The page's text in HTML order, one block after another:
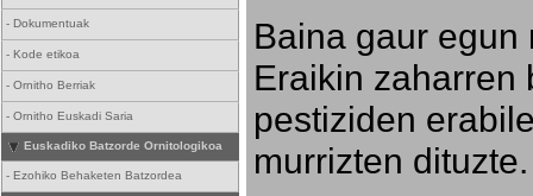
- Dokumentuak
- Kode etikoa
- Ornitho Berriak
- Ornitho Euskadi Saria
Euskadiko Batzorde Ornitologikoa
- Ezohiko Behaketen Batzordea
Baina gaur egun
Eraikin zaharren
pestiziden
murrizten dituzte.